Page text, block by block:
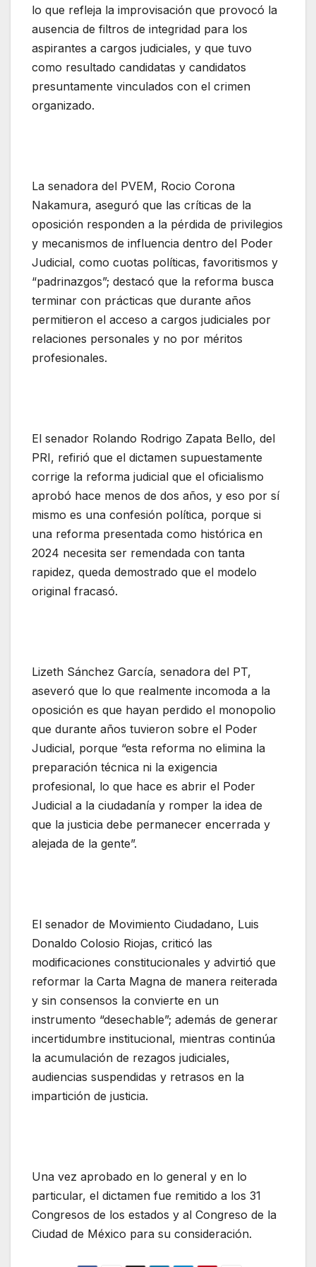
lo que refleja la improvisación que provocó la
ausencia de filtros de integridad para los
aspirantes a cargos judiciales, y que tuvo
como resultado candidatas y candidatos
presuntamente vinculados con el crimen
organizado.
La senadora del PVEM, Rocio Corona
Nakamura, aseguró que las críticas de la
oposición responden a la pérdida de privilegios
y mecanismos de influencia dentro del Poder
Judicial, como cuotas políticas, favoritismos y
“padrinazgos”; destacó que la reforma busca
terminar con prácticas que durante años
permitieron el acceso a cargos judiciales por
relaciones personales y no por méritos
profesionales.
El senador Rolando Rodrigo Zapata Bello, del
PRI, refirió que el dictamen supuestamente
corrige la reforma judicial que el oficialismo
aprobó hace menos de dos años, y eso por sí
mismo es una confesión política, porque si
una reforma presentada como histórica en
2024 necesita ser remendada con tanta
rapidez, queda demostrado que el modelo
original fracasó.
Lizeth Sánchez García, senadora del PT,
aseveró que lo que realmente incomoda a la
oposición es que hayan perdido el monopolio
que durante años tuvieron sobre el Poder
Judicial, porque “esta reforma no elimina la
preparación técnica ni la exigencia
profesional, lo que hace es abrir el Poder
Judicial a la ciudadanía y romper la idea de
que la justicia debe permanecer encerrada y
alejada de la gente”.
El senador de Movimiento Ciudadano, Luis
Donaldo Colosio Riojas, criticó las
modificaciones constitucionales y advirtió que
reformar la Carta Magna de manera reiterada
y sin consensos la convierte en un
instrumento “desechable”; además de generar
incertidumbre institucional, mientras continúa
la acumulación de rezagos judiciales,
audiencias suspendidas y retrasos en la
impartición de justicia.
Una vez aprobado en lo general y en lo
particular, el dictamen fue remitido a los 31
Congresos de los estados y al Congreso de la
Ciudad de México para su consideración.